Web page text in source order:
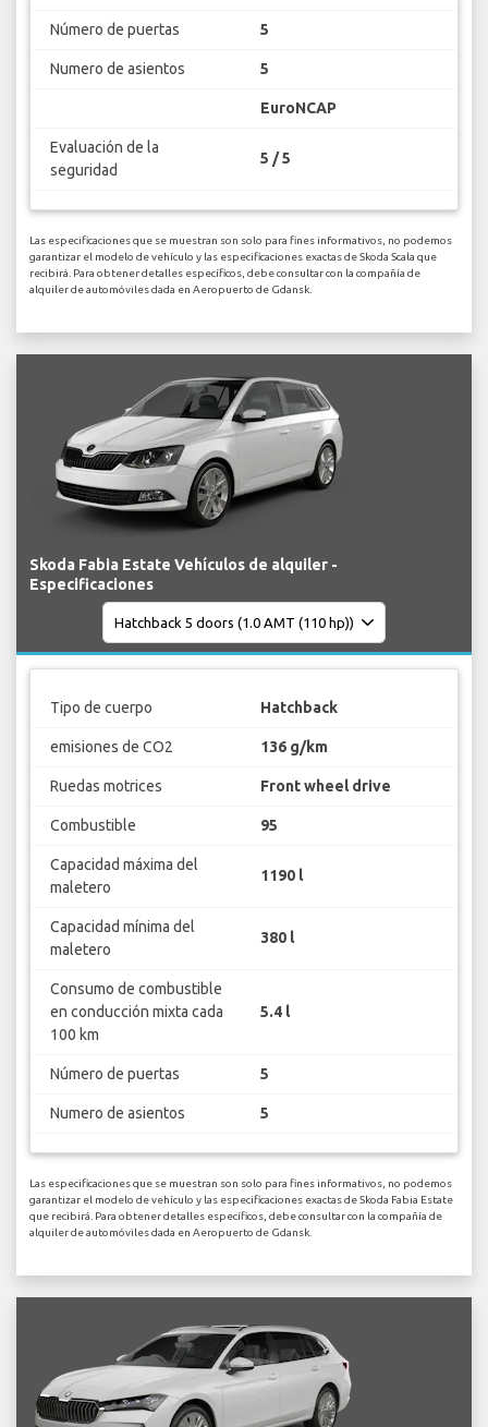
Número de puertas 5
Numero de asientos 5
EuroNCAP
Evaluación de la
seguridad
5 / 5
Las especificaciones que se muestran son solo para fines informativos, no podemos
garantizar el modelo de vehículo y las especificaciones exactas de Skoda Scala que
recibirá. Para obtener detalles específicos, debe consultar con la compañía de
alquiler de automóviles dada en Aeropuerto de Gdansk.
Skoda Fabia Estate Vehículos de alquiler -
Especificaciones
Tipo de cuerpo Hatchback
emisiones de CO2 136 g/km
Ruedas motrices Front wheel drive
Combustible 95
Capacidad máxima del
maletero
1190 l
Capacidad mínima del
maletero
380 l
Consumo de combustible
en conducción mixta cada
100 km
5.4 l
Número de puertas 5
Numero de asientos 5
Las especificaciones que se muestran son solo para fines informativos, no podemos
garantizar el modelo de vehículo y las especificaciones exactas de Skoda Fabia Estate
que recibirá. Para obtener detalles específicos, debe consultar con la compañía de
alquiler de automóviles dada en Aeropuerto de Gdansk.